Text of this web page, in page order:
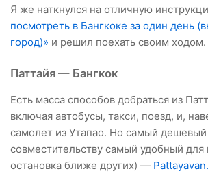
Я же наткнулся на отличную
посмотреть в Бангкоке за один день
город)» и решил поехать своим ходом.
Паттайя — Бангкок
Есть масса способов добраться из
включая автобусы, такси, поезд, и,
самолет из Утапао. Но самый
совместительству самый удобный для
остановка ближе других) —